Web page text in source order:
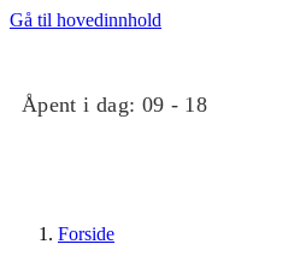
Gå til hovedinnhold
Åpent i dag: 09 - 18
Forside